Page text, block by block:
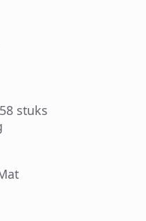
stuks